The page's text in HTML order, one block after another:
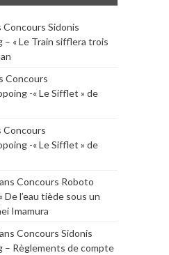
Concours Sidonis
« Le Train sifflera trois
Concours
-« Le Sifflet » de
Concours
-« Le Sifflet » de
Concours Roboto
l’eau tiède sous un
Imamura
Concours Sidonis
Règlements de compte